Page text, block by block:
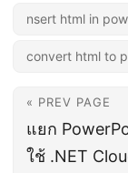
nsert html in
convert html to
« PREV PAGE
แยก
ใช้ .NET